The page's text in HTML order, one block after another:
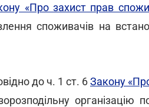
«Про захист прав
споживачів на
до ч. 1 ст. 6Закону
організацію